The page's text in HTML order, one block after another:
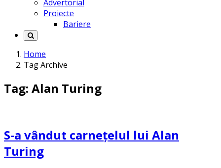
Advertorial
Proiecte
Bariere
Home
Tag Archive
Tag: Alan Turing
S-a vândut carneţelul lui Alan
Turing